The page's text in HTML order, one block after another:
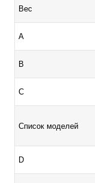
Вес
A
B
C
Список моделей
D